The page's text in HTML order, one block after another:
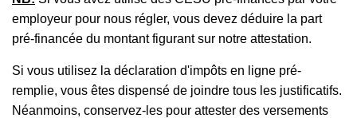
employeur pour nous régler, vous devez déduire la part
pré-financée du montant figurant sur notre attestation.
Si vous utilisez la déclaration d'impôts en ligne pré-
remplie, vous êtes dispensé de joindre tous les justificatifs.
Néanmoins, conservez-les pour attester des versements